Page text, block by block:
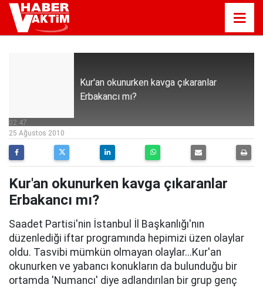
Kur'an okunurken kavga çıkaranlar
Erbakancı mı?
02:47
25 Ağustos 2010
Kur'an okunurken kavga çıkaranlar
Erbakancı mı?
Saadet Partisi'nin İstanbul İl Başkanlığı'nın
düzenlediği iftar programında hepimizi üzen olaylar
oldu. Tasvibi mümkün olmayan olaylar...Kur'an
okunurken ve yabancı konukların da bulunduğu bir
ortamda 'Numancı' diye adlandırılan bir grup genç